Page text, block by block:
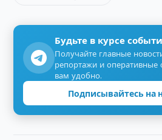
Будьте в курсе
Получайте главные
репортажи и оперативные
вам удобно.
Подписывайтесь на